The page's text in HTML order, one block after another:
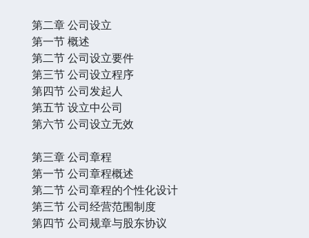
第二章 公司设立
第一节 概述
第二节 公司设立要件
第三节 公司设立程序
第四节 公司发起人
第五节 设立中公司
第六节 公司设立无效
第三章 公司章程
第一节 公司章程概述
第二节 公司章程的个性化设计
第三节 公司经营范围制度
第四节 公司规章与股东协议